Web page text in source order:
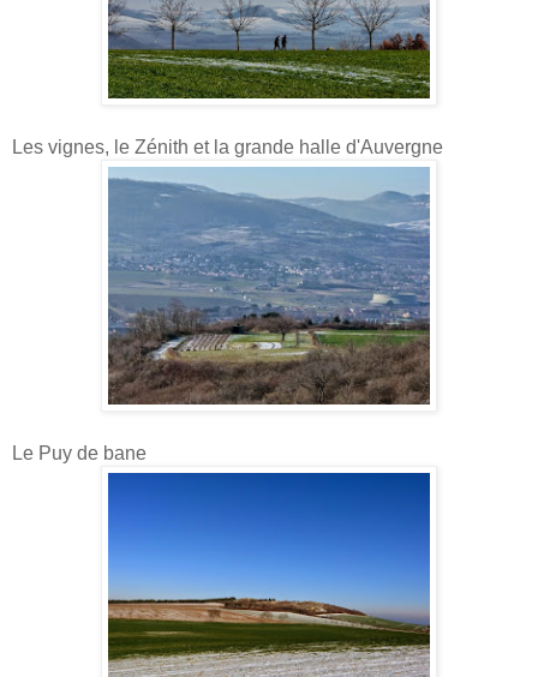
Les vignes, le Zénith et la grande halle d'Auvergne
Le Puy de bane